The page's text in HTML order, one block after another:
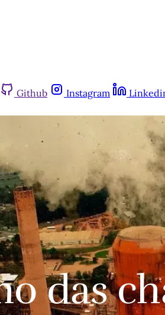
Github Instagram
das